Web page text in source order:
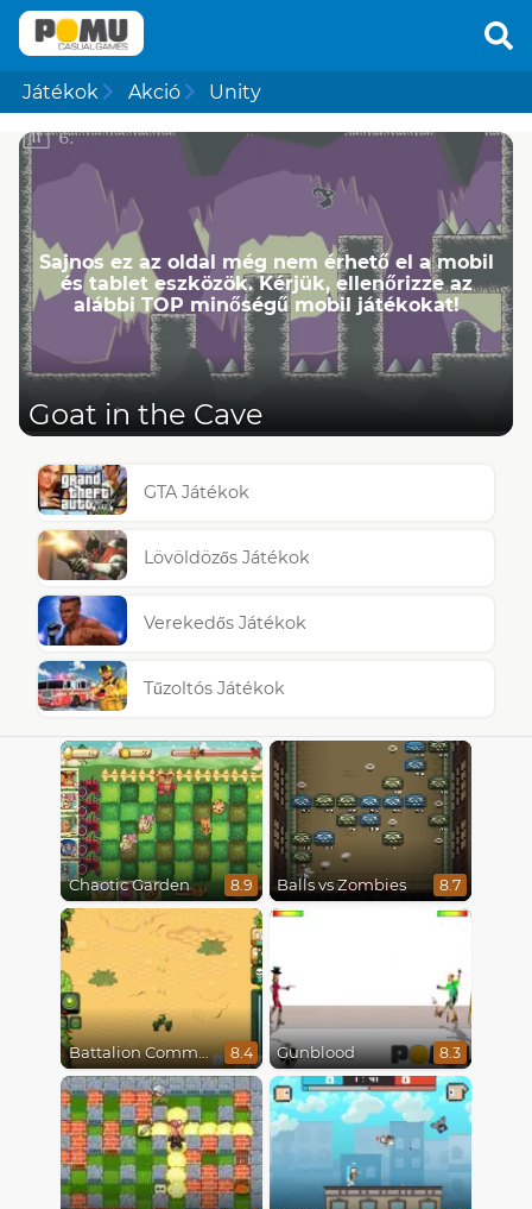
Játékok Akció Unity
Sajnos ez az oldal még nem érhető el a mobil
és tablet eszközök. Kérjük, ellenőrizze az
alábbi TOP minőségű mobil játékokat!
Goat in the Cave
GTA Játékok
Lövöldözős Játékok
Verekedős Játékok
Tűzoltós Játékok
Chaotic Garden 8.9 Balls vs Zombies 8.7
Battalion Commander 8.4 Gunblood 8.3